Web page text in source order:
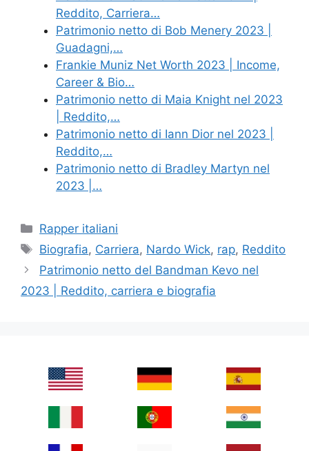
Reddito, Carriera…
Patrimonio netto di Bob Menery 2023 |
Guadagni,…
Frankie Muniz Net Worth 2023 | Income,
Career & Bio…
Patrimonio netto di Maia Knight nel 2023
| Reddito,…
Patrimonio netto di Iann Dior nel 2023 |
Reddito,…
Patrimonio netto di Bradley Martyn nel
2023 |…
Categories
Rapper italiani
Tags
Biografia, Carriera, Nardo Wick, rap, Reddito
Patrimonio netto del Bandman Kevo nel
2023 | Reddito, carriera e biografia